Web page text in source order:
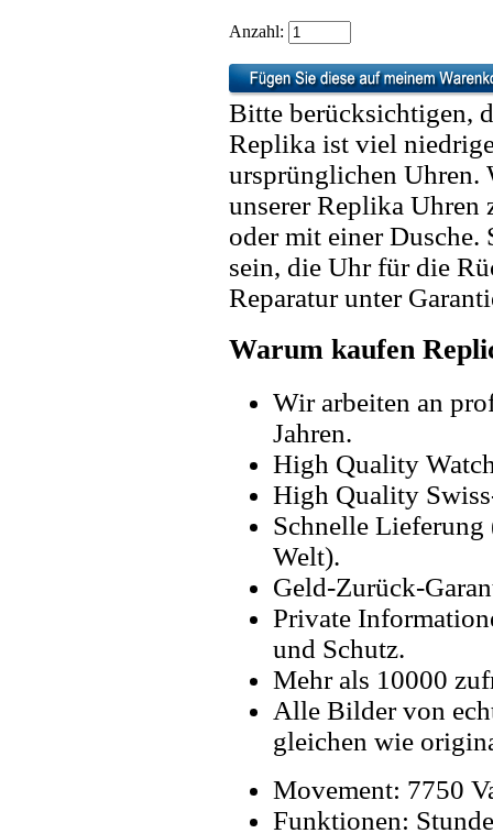
Anzahl:
Bitte berücksichtigen,
Replika ist viel
ursprünglichen Uhren.
unserer Replika Uhren
oder mit einer
sein, die Uhr für die
Reparatur unter
Warum kaufen
Wir arbeiten an
Jahren.
High Quality
High Quality
Schnelle Lieferung
Welt).
Geld-Zurück-
Private
und Schutz.
Mehr als 10000
Alle Bilder von
gleichen wie
Movement: 7750
Funktionen: